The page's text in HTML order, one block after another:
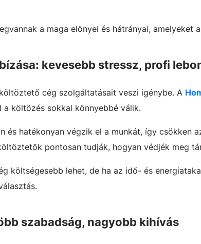
a maga előnyei és hátrányai, amelyeket
kevesebb stressz, profi
cég szolgáltatásait veszi igénybe. A
a költözés sokkal könnyebbé válik.
és hatékonyan végzik el a munkát, így csökken
pontosan tudják, hogyan védjék meg
költségesebb lehet, de ha az idő- és
szabadság, nagyobb kihívás